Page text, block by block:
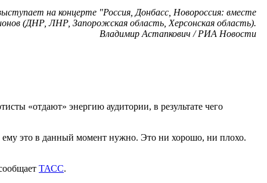
на концерте "Россия, Донбасс, Новороссия: вместе
(ДНР, ЛНР, Запорожская область, Херсонская область).
Владимир Астапкович / РИА Новости
«отдают» энергию аудитории, в результате чего
ему это в данный момент нужно. Это ни хорошо, ни плохо.
ТАСС.